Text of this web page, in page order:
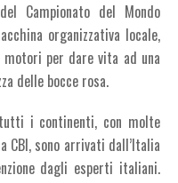
Campionato del Mondo
organizzativa locale,
per dare vita ad una
delle bocce rosa.
i continenti, con molte
CBI, sono arrivati dall’Italia
dagli esperti italiani.